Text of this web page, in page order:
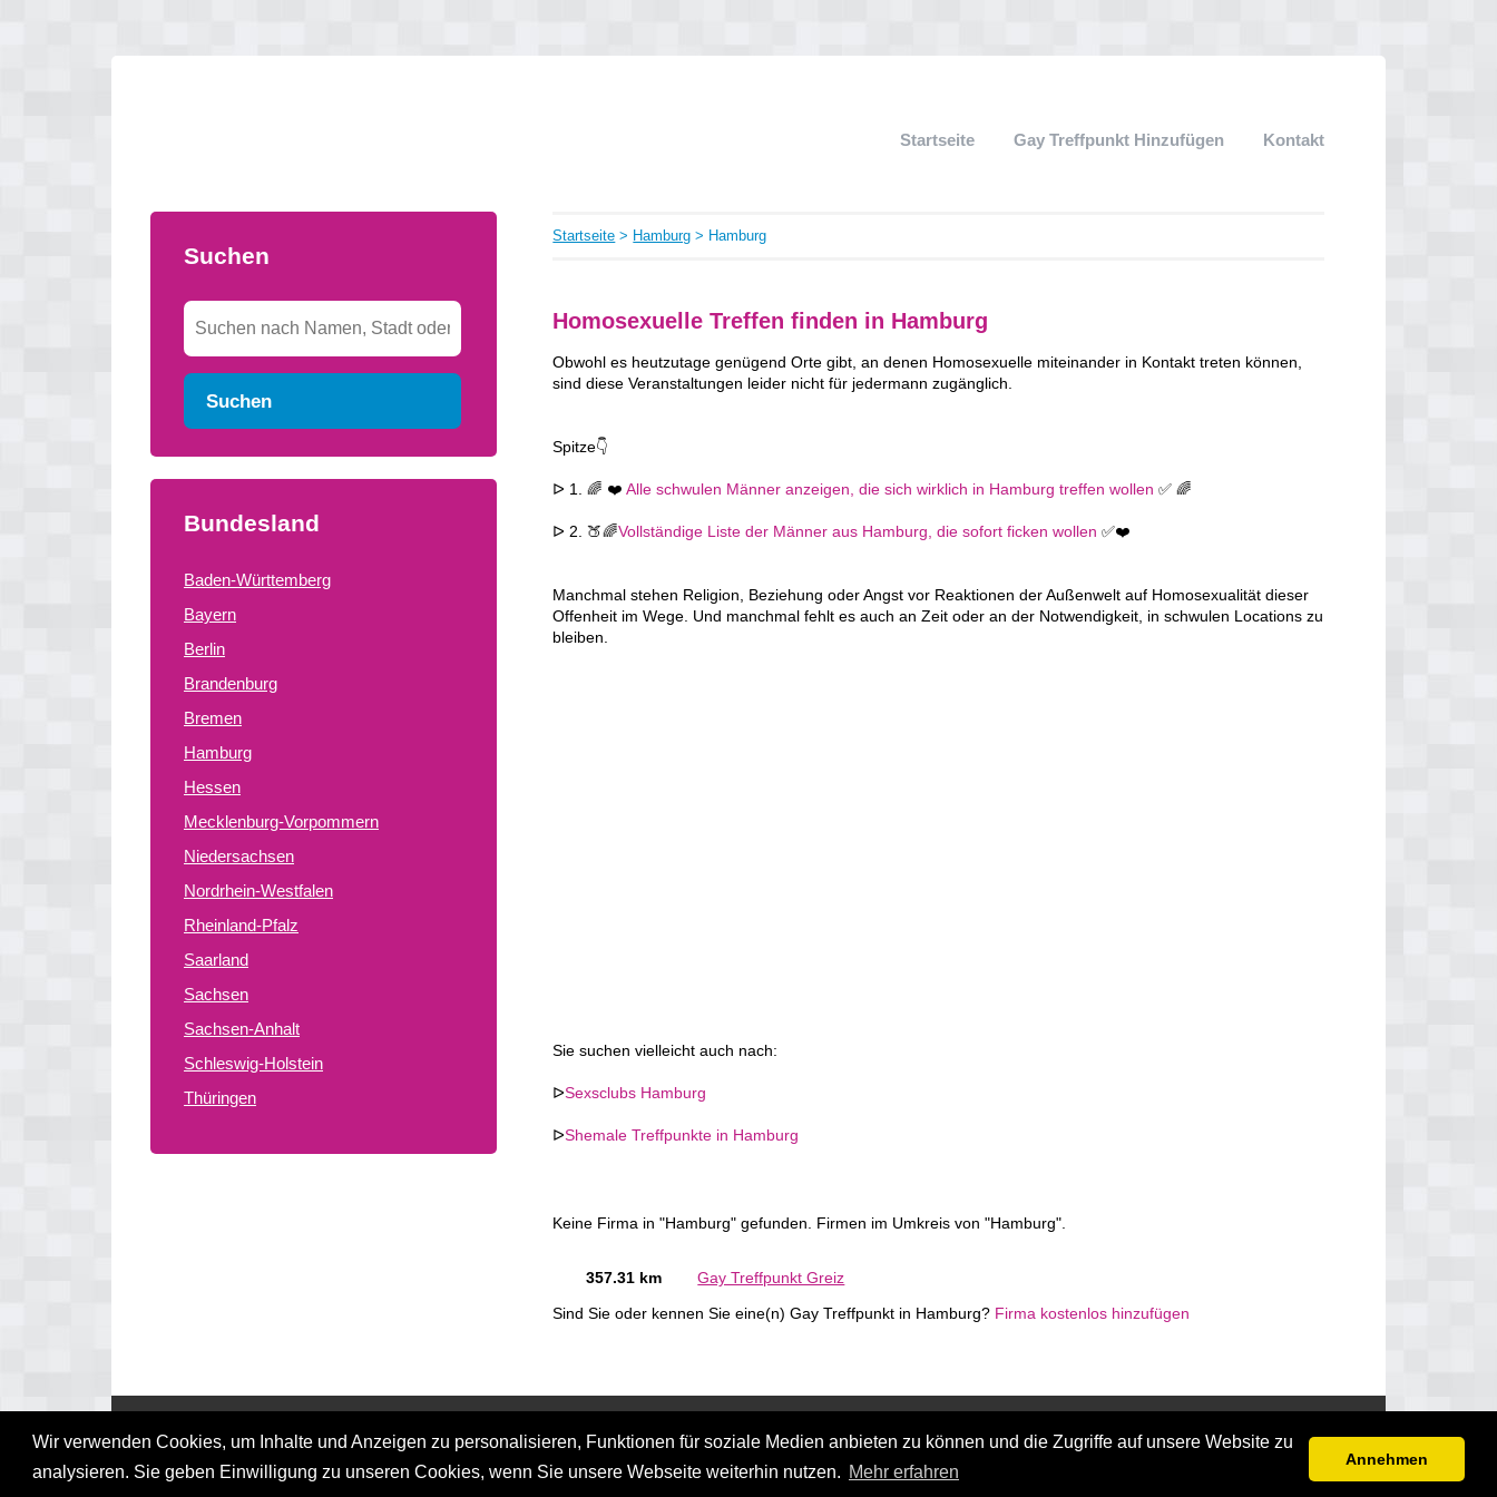
Wir verwenden Cookies, um Inhalte und Anzeigen zu personalisieren, Funktionen für soziale Medien anbieten zu können und die Zugriffe auf unsere Website zu
analysieren. Sie geben Einwilligung zu unseren Cookies, wenn Sie unsere Webseite weiterhin nutzen. Mehr erfahren
Annehmen
Startseite Gay Treffpunkt Hinzufügen Kontakt
Suchen
Suchen
Bundesland
Baden-Württemberg
Bayern
Berlin
Brandenburg
Bremen
Hamburg
Hessen
Mecklenburg-Vorpommern
Niedersachsen
Nordrhein-Westfalen
Rheinland-Pfalz
Saarland
Sachsen
Sachsen-Anhalt
Schleswig-Holstein
Thüringen
Startseite > Hamburg > Hamburg
Homosexuelle Treffen finden in Hamburg
Obwohl es heutzutage genügend Orte gibt, an denen Homosexuelle miteinander in Kontakt treten können,
sind diese Veranstaltungen leider nicht für jedermann zugänglich.
Spitze👇
ᐅ 1. 🌈 ❤️Alle schwulen Männer anzeigen, die sich wirklich in Hamburg treffen wollen ✅ 🌈
ᐅ 2. 🍑🌈Vollständige Liste der Männer aus Hamburg, die sofort ficken wollen ✅❤️
Manchmal stehen Religion, Beziehung oder Angst vor Reaktionen der Außenwelt auf Homosexualität dieser
Offenheit im Wege. Und manchmal fehlt es auch an Zeit oder an der Notwendigkeit, in schwulen Locations zu
bleiben.
Sie suchen vielleicht auch nach:
ᐅSexsclubs Hamburg
ᐅShemale Treffpunkte in Hamburg
Keine Firma in "Hamburg" gefunden. Firmen im Umkreis von "Hamburg".
357.31 km Gay Treffpunkt Greiz
Sind Sie oder kennen Sie eine(n) Gay Treffpunkt in Hamburg? Firma kostenlos hinzufügen